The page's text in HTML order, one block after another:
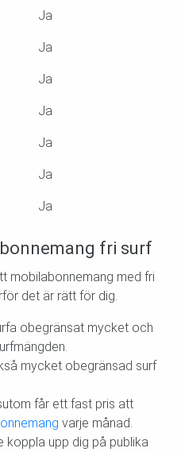
Ja
Ja
Ja
Ja
Ja
Ja
Ja
fri surf
mobilabonnemang med fri
det är rätt för dig.
obegränsat mycket och
mycket obegränsad surf
får ett fast pris att
varje månad.
koppla upp dig på publika